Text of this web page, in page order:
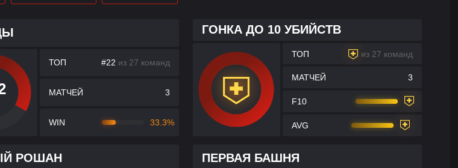
ТОП #22 из 27 команд
МАТЧЕЙ 3
WIN 33.3%
ГОНКА ДО 10 УБИЙСТВ
ТОП из 27 команд
МАТЧЕЙ 3
F10
AVG
РОШАН ПЕРВАЯ БАШНЯ